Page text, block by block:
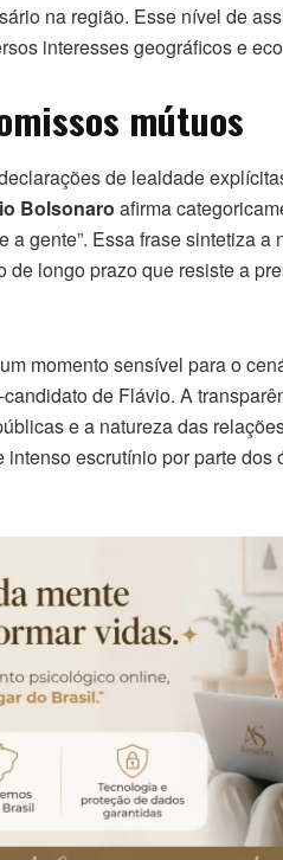
na região. Esse nível de
interesses geográficos e
mútuos
de lealdade
Bolsonaro afirma
gente”. Essa frase sintetiza
longo prazo que resiste a
momento sensível para o
de Flávio. A
e a natureza das
escrutínio por parte dos